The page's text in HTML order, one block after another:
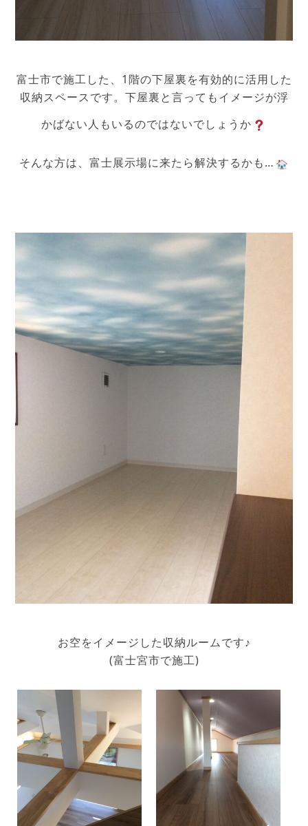
富士市で施工した、1階の下屋裏を有効的に活用した
収納スペースです。下屋裏と言ってもイメージが浮
かばない人もいるのではないでしょうか
そんな方は、富士展示場に来たら解決するかも…
お空をイメージした収納ルームです♪
(富士宮市で施工)